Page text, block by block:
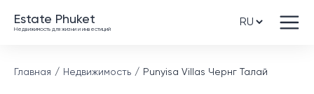
Estate Phuket
Недвижимость для жизни и инвестиций
Главная Недвижимость Punyisa Villas Чернг Талай